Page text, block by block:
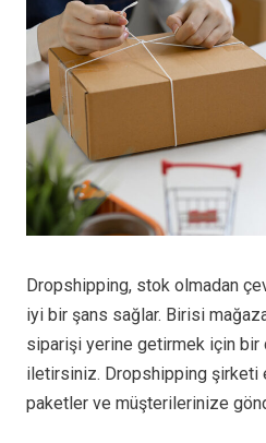
Dropshipping, stok olmadan
iyi bir şans sağlar. Birisi
siparişi yerine getirmek için
iletirsiniz. Dropshipping şirketi
paketler ve müşterilerinize